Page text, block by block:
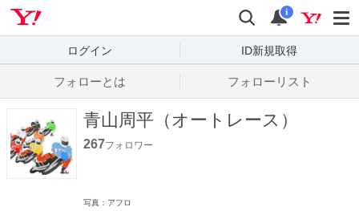
検索
通知
i
ログイン ID新規取得
フォローとは フォローリスト
青山周平（オートレース）
267フォロワー
写真：アフロ